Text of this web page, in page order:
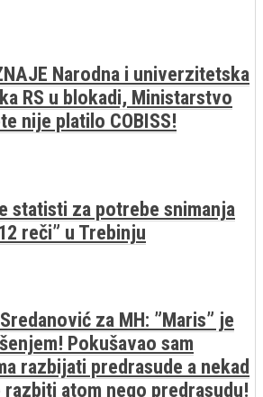
Narodna i univerzitetska
RS u blokadi, Ministarstvo
nije platilo COBISS!
statisti za potrebe snimanja
reči” u Trebinju
za MH: ”Maris” je
Pokušavao sam
razbijati predrasude a nekad
razbiti atom nego predrasudu!